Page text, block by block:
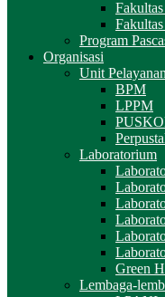
Program
Organisasi
Unit
BPM
LPPM
Laboratorium
Green
Lembaga-